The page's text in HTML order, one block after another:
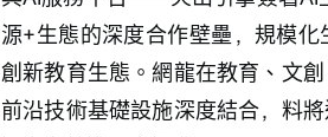
源+生態的深度合作壁壘，規模
創新教育生態。網龍在教育、文
前沿技術基礎設施深度結合，料